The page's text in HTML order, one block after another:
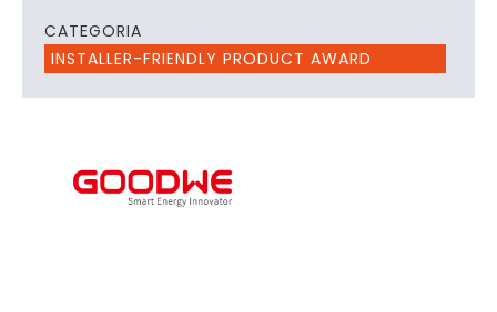
CATEGORIA
INSTALLER-FRIENDLY PRODUCT AWARD